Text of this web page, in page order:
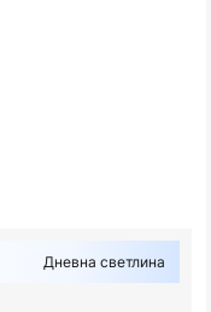
Дневна светлина